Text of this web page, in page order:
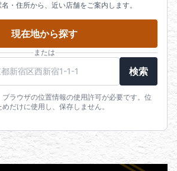
・住所から、近い店舗をご案内します。
現在地から探す
または
検索
ラウザの位置情報の使用許可が必要です。位
だけに使用し、保存しません。